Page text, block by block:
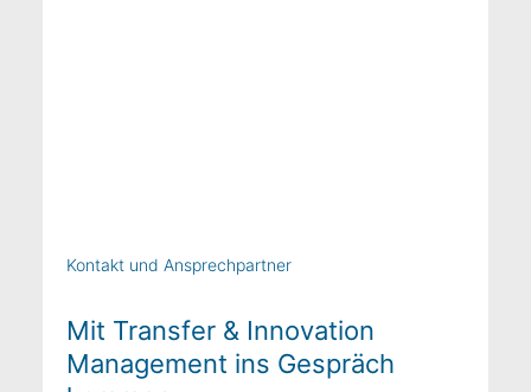
Kontakt und Ansprechpartner
Mit Transfer & Innovation
Management ins Gespräch